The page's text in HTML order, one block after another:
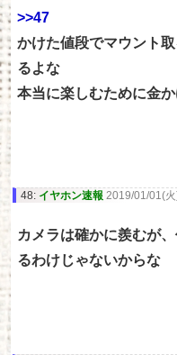
>>47
かけた値段でマウント
るよな
本当に楽しむために金
48: イヤホン速報 2019/01/01(
カメラは確かに羨むが
るわけじゃないからな